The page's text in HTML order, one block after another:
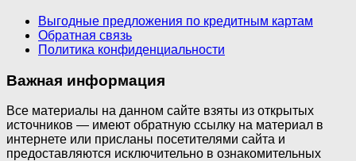
Выгодные предложения по кредитным картам
Обратная связь
Политика конфиденциальности
Важная информация
Все материалы на данном сайте взяты из открытых
источников — имеют обратную ссылку на материал в
интернете или присланы посетителями сайта и
предоставляются исключительно в ознакомительных